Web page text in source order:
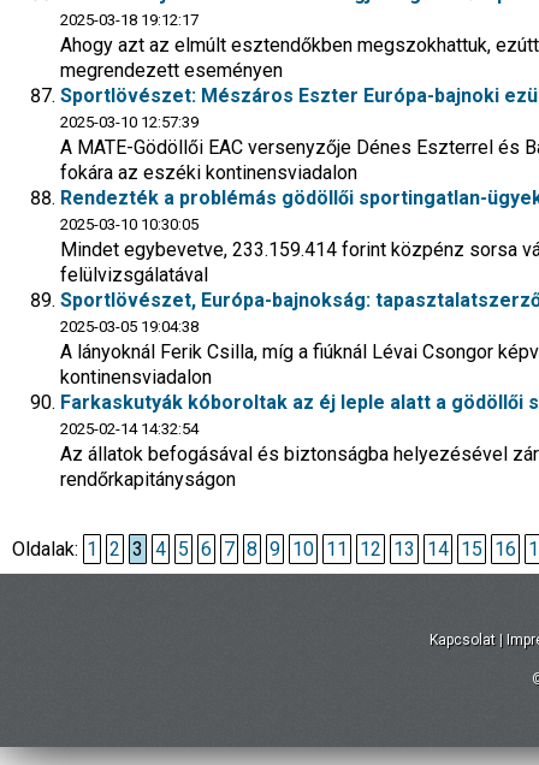
2025-03-18 19:12:17
Ahogy azt az elmúlt esztendőkben megszokhattuk,
megrendezett eseményen
Sportlövészet: Mészáros Eszter Európa-bajnoki
2025-03-10 12:57:39
A MATE-Gödöllői EAC versenyzője Dénes Eszterrel és
fokára az eszéki kontinensviadalon
Rendezték a problémás gödöllői sportingatlan-
2025-03-10 10:30:05
Mindet egybevetve, 233.159.414 forint közpénz sorsa
felülvizsgálatával
Sportlövészet, Európa-bajnokság:
2025-03-05 19:04:38
A lányoknál Ferik Csilla, míg a fiúknál Lévai Csongor
kontinensviadalon
Farkaskutyák kóboroltak az éj leple alatt a gödöllői
2025-02-14 14:32:54
Az állatok befogásával és biztonságba helyezésével
rendőrkapitányságon
Oldalak: 1 2 3 4 5 6 7 8 9 10 11 12 13 14 15 16
Kapcsolat |